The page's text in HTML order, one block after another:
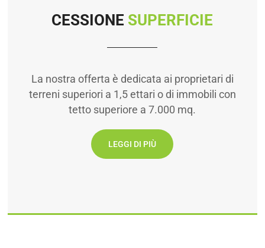
CESSIONE SUPERFICIE
La nostra offerta è dedicata ai proprietari di
terreni superiori a 1,5 ettari o di immobili con
tetto superiore a 7.000 mq.
LEGGI DI PIÙ